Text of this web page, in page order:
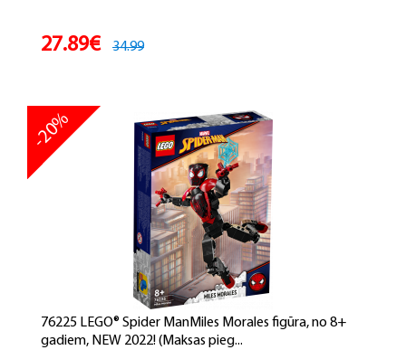
27.89€ 34.99
76225 LEGO® Spider ManMiles Morales figūra, no 8+
gadiem, NEW 2022! (Maksas pieg...
-20%